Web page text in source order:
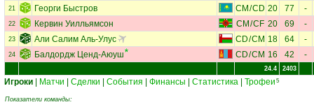
21 Георги Быстров CM /CD 20 77 -
22 Кервин Уилльямсон CM /CF 20 69 -
23 Али Салим Аль-Улус CD/CM 18 64 -
24 Балдордж Ценд-Аюуш CD/CM 16 42 -
24.4 2403
Игроки Матчи Сделки События Финансы Статистика Трофеи 5
Показатели команды: